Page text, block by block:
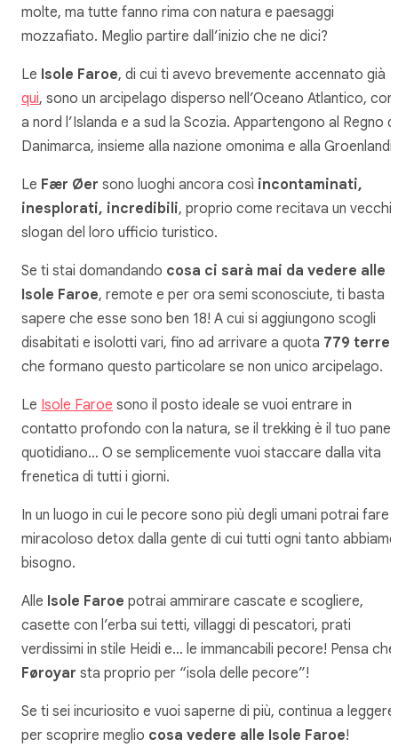
molte, ma tutte fanno rima con natura e paesaggi
mozzafiato. Meglio partire dall’inizio che ne dici?
Le Isole Faroe, di cui ti avevo brevemente accennato già
qui, sono un arcipelago disperso nell’Oceano Atlantico, con
a nord l’Islanda e a sud la Scozia. Appartengono al Regno di
Danimarca, insieme alla nazione omonima e alla
Le Fær Øer sono luoghi ancora così incontaminati,
inesplorati, incredibili, proprio come recitava un
slogan del loro ufficio turistico.
Se ti stai domandando cosa ci sarà mai da vedere alle
Isole Faroe, remote e per ora semi sconosciute, ti basta
sapere che esse sono ben 18! A cui si aggiungono scogli
disabitati e isolotti vari, fino ad arrivare a quota 779 terre
che formano questo particolare se non unico arcipelago.
Le Isole Faroe sono il posto ideale se vuoi entrare in
contatto profondo con la natura, se il trekking è il tuo pane
quotidiano… O se semplicemente vuoi staccare dalla vita
frenetica di tutti i giorni.
In un luogo in cui le pecore sono più degli umani potrai fare il
miracoloso detox dalla gente di cui tutti ogni tanto abbiamo
bisogno.
Alle Isole Faroe potrai ammirare cascate e scogliere,
casette con l’erba sui tetti, villaggi di pescatori, prati
verdissimi in stile Heidi e… le immancabili pecore! Pensa che
Føroyar sta proprio per “isola delle pecore”!
Se ti sei incuriosito e vuoi saperne di più, continua a leggere
per scoprire meglio cosa vedere alle Isole Faroe!